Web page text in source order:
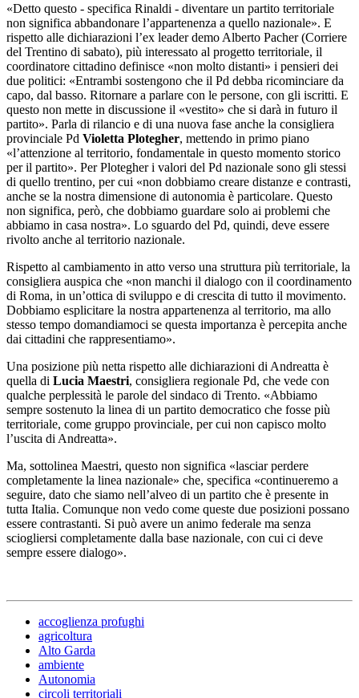
«Detto questo - specifica Rinaldi - diventare un partito territoriale
non significa abbandonare l’appartenenza a quello nazionale». E
rispetto alle dichiarazioni l’ex leader demo Alberto Pacher (Corriere
del Trentino di sabato), più interessato al progetto territoriale, il
coordinatore cittadino definisce «non molto distanti» i pensieri dei
due politici: «Entrambi sostengono che il Pd debba ricominciare da
capo, dal basso. Ritornare a parlare con le persone, con gli iscritti. E
questo non mette in discussione il «vestito» che si darà in futuro il
partito». Parla di rilancio e di una nuova fase anche la consigliera
provinciale Pd Violetta Plotegher, mettendo in primo piano
«l’attenzione al territorio, fondamentale in questo momento storico
per il partito». Per Plotegher i valori del Pd nazionale sono gli stessi
di quello trentino, per cui «non dobbiamo creare distanze e contrasti,
anche se la nostra dimensione di autonomia è particolare. Questo
non significa, però, che dobbiamo guardare solo ai problemi che
abbiamo in casa nostra». Lo sguardo del Pd, quindi, deve essere
rivolto anche al territorio nazionale.
Rispetto al cambiamento in atto verso una struttura più territoriale, la
consigliera auspica che «non manchi il dialogo con il coordinamento
di Roma, in un’ottica di sviluppo e di crescita di tutto il movimento.
Dobbiamo esplicitare la nostra appartenenza al territorio, ma allo
stesso tempo domandiamoci se questa importanza è percepita anche
dai cittadini che rappresentiamo».
Una posizione più netta rispetto alle dichiarazioni di Andreatta è
quella di Lucia Maestri, consigliera regionale Pd, che vede con
qualche perplessità le parole del sindaco di Trento. «Abbiamo
sempre sostenuto la linea di un partito democratico che fosse più
territoriale, come gruppo provinciale, per cui non capisco molto
l’uscita di Andreatta».
Ma, sottolinea Maestri, questo non significa «lasciar perdere
completamente la linea nazionale» che, specifica «continueremo a
seguire, dato che siamo nell’alveo di un partito che è presente in
tutta Italia. Comunque non vedo come queste due posizioni possano
essere contrastanti. Si può avere un animo federale ma senza
sciogliersi completamente dalla base nazionale, con cui ci deve
sempre essere dialogo».
accoglienza profughi
agricoltura
Alto Garda
ambiente
Autonomia
circoli territoriali